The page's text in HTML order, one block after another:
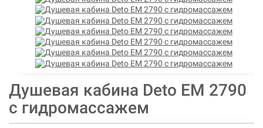
Душевая кабина Deto ЕМ 2790
с гидромассажем